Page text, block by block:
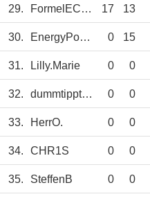
29. FormelECed25 17 13
30. EnergyPower 0 15
31. Lilly.Marie 0 0
32. dummtipptgut 0 0
33. HerrO. 0 0
34. CHR1S 0 0
35. SteffenB 0 0